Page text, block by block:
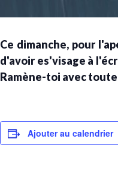
Ce dimanche, pour
d'avoir es'visage à
Ramène-toi avec
Ajouter au calendrier